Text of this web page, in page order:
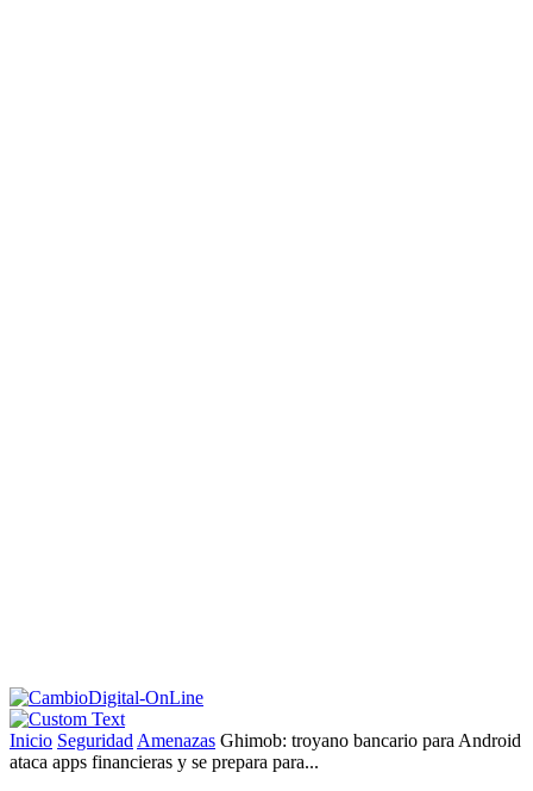
Inicio Seguridad Amenazas Ghimob: troyano bancario para Android
ataca apps financieras y se prepara para...